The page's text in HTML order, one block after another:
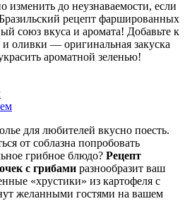
до неузнаваемости, если
рецепт фаршированных
союз вкуса и аромата! Добавьте к
оливки — оригинальная закуска
ароматной зеленью!
для любителей вкусно поесть.
от соблазна попробовать
грибное блюдо? Рецепт
с грибами разнообразит ваш
«хрустики» из картофеля с
желанными гостями на вашем